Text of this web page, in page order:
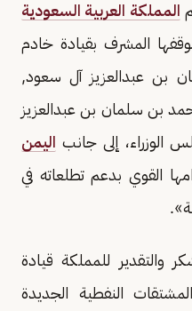
المملكة العربية السعودية
المشرف بقيادة خادم
بن عبدالعزيز آل سعود,
بن سلمان بن عبدالعزيز
الوزراء، إلى جانب اليمن
القوي بدعم تطلعاته في
والتقدير للمملكة قيادة
النفطية الجديدة